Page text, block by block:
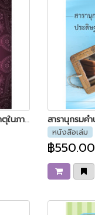
ธาตุมัญชรีว่าด้วยเรื่องธาตุในภาษาสันสกฤต
หนังสือเล่ม
฿550.00